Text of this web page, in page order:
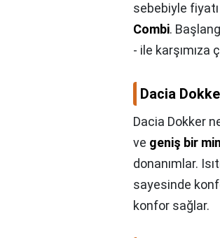
sebebiyle
Combi.
- ile karşımıza
Dacia
Dacia Dokker
ve geniş bir
donanımlar.
sayesinde
konfor sağlar.